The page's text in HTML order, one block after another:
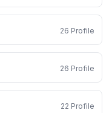
26 Profile
26 Profile
22 Profile